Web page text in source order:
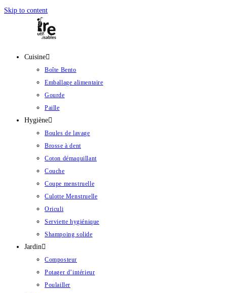
Skip to content
Cuisine
Boîte Bento
Emballage alimentaire
Gourde
Paille
Hygiène
Boules de lavage
Brosse à dent
Coton démaquillant
Couche
Coupe menstruelle
Culotte Menstruelle
Oriculi
Serviette hygiénique
Shampoing solide
Jardin
Composteur
Potager d’intérieur
Poulailler